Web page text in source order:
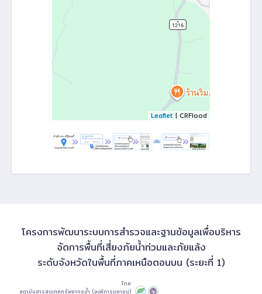
Leaflet | CRFlood
โครงการพัฒนาระบบการสำรวจและฐานข้อมูลเพื่อบริหาร
จัดการพื้นที่เสี่ยงภัยน้ำท่วมและภัยแล้ง
ระดับจังหวัดในพื้นที่ภาคเหนือตอนบน (ระยะที่ 1)
โดย
สถาบันสารสนเทศทรัพยากรน้ำ (องค์การมหาชน)